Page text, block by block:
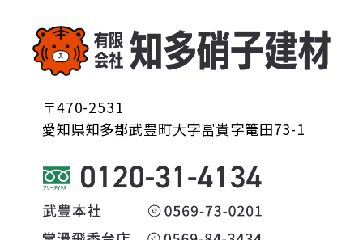
〒470-2531
愛知県知多郡武豊町大字冨貴字篭田73-1